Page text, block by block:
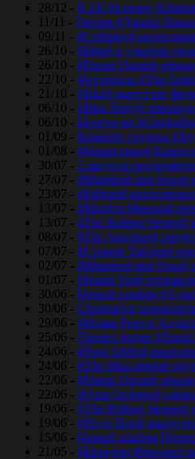
28/12 - R.I.P. #Lemmy
11/11 - Гитара #Джона
09/11 - #Coldplay#
26/10 - #Blur# и участик тв-
26/10 - #Duran Duran#
22/10 - Фестиваль #The
21/10 - #Blur# выпустят
06/10 - #Bloc Party#
06/10 - Билеты на
01/09 - Концерт группы
01/08 - #Нашествие#
30/07 - 1 августа
27/07 - #Mumford and Sons#
23/07 - #Editors#
13/07 - #Marilyn Manson#
13/07 - #The Rolling Stones#
08/07 - #The Vaccines#
07/07 - #Стивен Тайлер#
02/07 - #Mumford and Sons#
01/07 - #Hadnt Tea#
30/06 - Новый альбом #A-
30/06 - Скончался
29/06 - #Исаак Реал и
25/06 - Проект радио
24/06 - #New Order#
24/06 - #The Maccabees#
22/06 - #Duran Duran#
22/06 - #Оззи Осборн#
19/06 - #The Rolling Stones#
19/06 - #Игги Поп#
15/06 - Новый альбом
21/05 - #Брэндон Флауэрс#